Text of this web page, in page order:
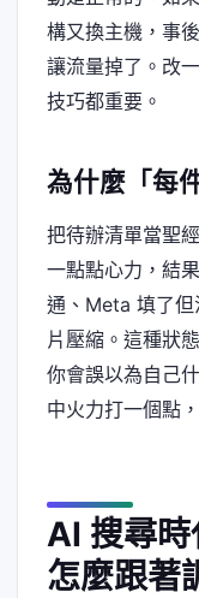
構又換主機，事
讓流量掉了。改
技巧都重要。
為什麼「每
把待辦清單當聖
一點點心力，結
通、Meta 填了但
片壓縮。這種狀
你會誤以為自己
中火力打一個點
AI 搜尋
怎麼跟著